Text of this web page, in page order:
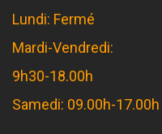
Lundi: Fermé
Mardi-Vendredi:
9h30-18.00h
Samedi: 09.00h-17.00h